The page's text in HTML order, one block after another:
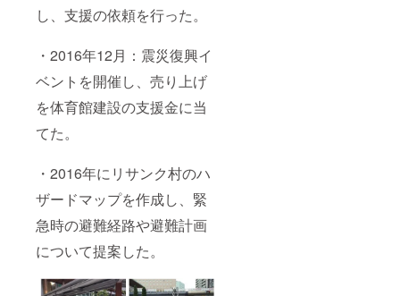
し、支援の依頼を行った。
・2016年12月：震災復興イ
ベントを開催し、売り上げ
を体育館建設の支援金に当
てた。
・2016年にリサンク村のハ
ザードマップを作成し、緊
急時の避難経路や避難計画
について提案した。